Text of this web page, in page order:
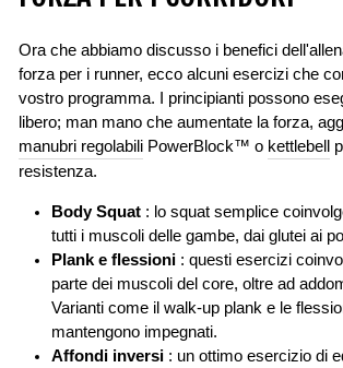
Ora che abbiamo discusso i benefici
forza per i runner, ecco alcuni esercizi che
vostro programma. I principianti possono
libero; man mano che aumentate la forza,
manubri regolabili PowerBlock™ o kettlebell
resistenza.
Body Squat : lo squat semplice
tutti i muscoli delle gambe, dai glutei ai
Plank e flessioni : questi esercizi
parte dei muscoli del core, oltre ad
Varianti come il walk-up plank e le
mantengono impegnati.
Affondi inversi : un ottimo esercizio di